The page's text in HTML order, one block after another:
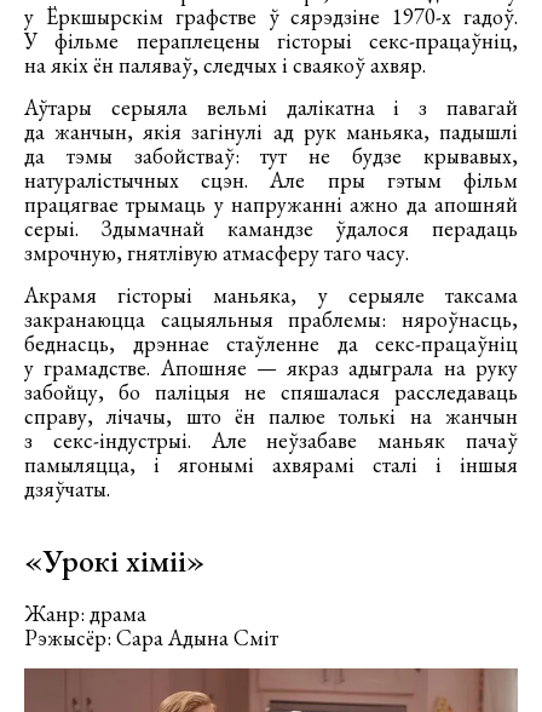
у Ёркшырскім графстве ў сярэдзіне 1970-х гадоў.
У фільме пераплецены гісторыі секс-працаўніц,
на якіх ён паляваў, следчых і сваякоў ахвяр.
Аўтары серыяла вельмі далікатна і з павагай
да жанчын, якія загінулі ад рук маньяка, падышлі
да тэмы забойстваў: тут не будзе крывавых,
натуралістычных сцэн. Але пры гэтым фільм
працягвае трымаць у напружанні ажно да апошняй
серыі. Здымачнай камандзе ўдалося перадаць
змрочную, гнятлівую атмасферу таго часу.
Акрамя гісторыі маньяка, у серыяле таксама
закранаюцца сацыяльныя праблемы: няроўнасць,
беднасць, дрэннае стаўленне да секс-працаўніц
у грамадстве. Апошняе — якраз адыграла на руку
забойцу, бо паліцыя не спяшалася расследаваць
справу, лічачы, што ён палюе толькі на жанчын
з секс-індустрыі. Але неўзабаве маньяк пачаў
памыляцца, і ягонымі ахвярамі сталі і іншыя
дзяўчаты.
«Урокі хіміі»
Жанр: драма
Рэжысёр: Сара Адына Сміт